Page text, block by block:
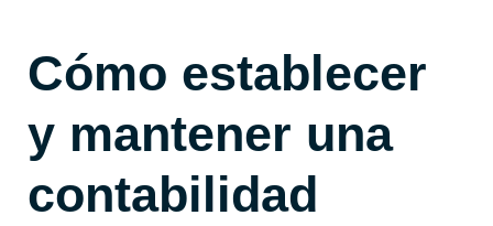
Cómo establecer
y mantener una
contabilidad